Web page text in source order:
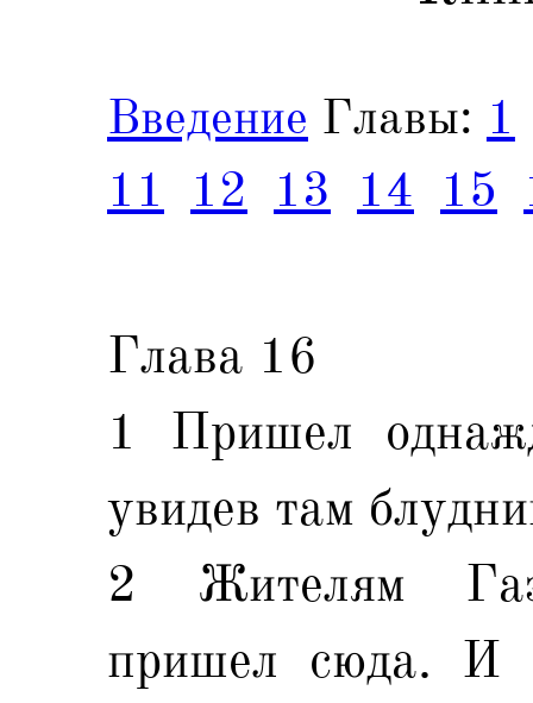
Введение Главы: 1
11
12 13 14 15
Глава 16
1 Пришел
увидев там
2 Жителям
пришел сюда. И